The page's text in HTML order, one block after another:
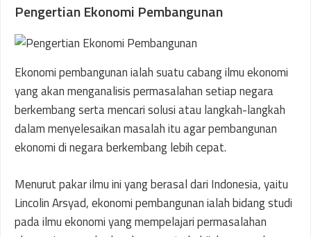
Pengertian Ekonomi Pembangunan
Ekonomi pembangunan ialah suatu cabang ilmu ekonomi
yang akan menganalisis permasalahan setiap negara
berkembang serta mencari solusi atau langkah-langkah
dalam menyelesaikan masalah itu agar pembangunan
ekonomi di negara berkembang lebih cepat.
Menurut pakar ilmu ini yang berasal dari Indonesia, yaitu
Lincolin Arsyad, ekonomi pembangunan ialah bidang studi
pada ilmu ekonomi yang mempelajari permasalahan